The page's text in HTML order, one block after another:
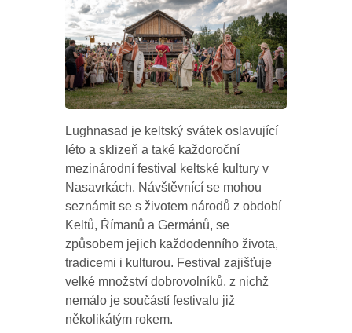
Lughnasad je keltský svátek oslavující
léto a sklizeň a také každoroční
mezinárodní festival keltské kultury v
Nasavrkách. Návštěvnící se mohou
seznámit se s životem národů z období
Keltů, Římanů a Germánů, se
způsobem jejich každodenního života,
tradicemi i kulturou. Festival zajišťuje
velké množství dobrovolníků, z nichž
nemálo je součástí festivalu již
několikátým rokem.